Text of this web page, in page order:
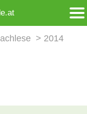
2014